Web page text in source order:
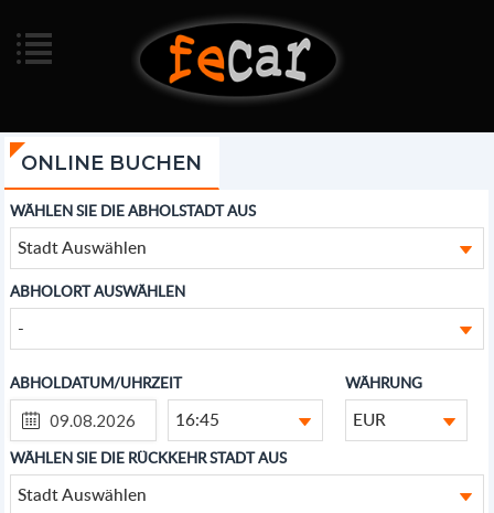
ONLINE BUCHEN
WÄHLEN SIE DIE ABHOLSTADT AUS
Stadt Auswählen
ABHOLORT AUSWÄHLEN
-
ABHOLDATUM/UHRZEIT
16:45
WÄHRUNG
EUR
WÄHLEN SIE DIE RÜCKKEHR STADT AUS
Stadt Auswählen